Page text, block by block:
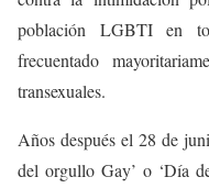
población LGBTI en
frecuentado
transexuales.
Años después el 28 de
del orgullo Gay’ o ‘Día